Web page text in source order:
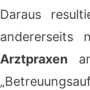
Daraus
andererseits
Arztpraxen